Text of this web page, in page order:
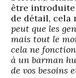
être introduite
de détail, cela
peut que les
mais tout le
cela ne
à un barman
de vos besoins